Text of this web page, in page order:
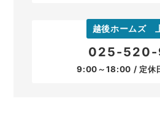
越後ホームズ
025-520-
9:00～18:00 / 定休